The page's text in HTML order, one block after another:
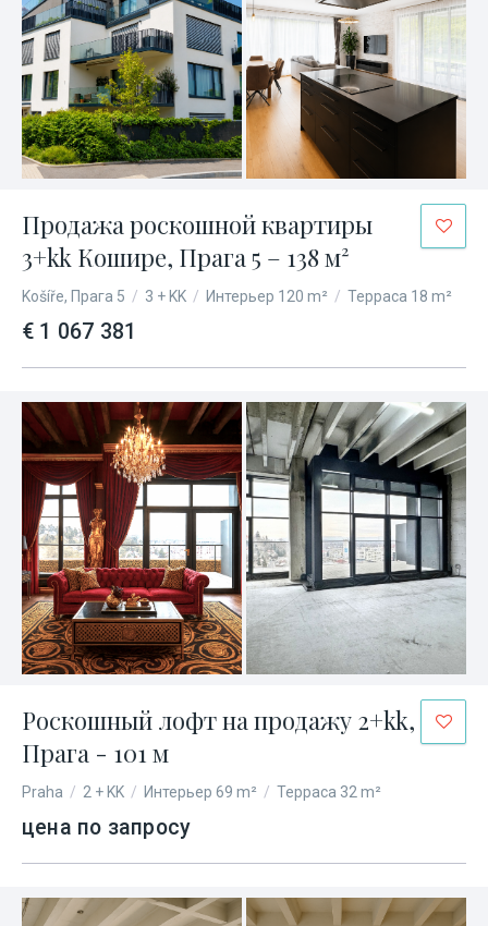
Продажа роскошной квартиры
3+kk Кошире, Прага 5 – 138 м²
Košíře, Прага 5 / 3 + KK / Интерьер 120 m² / Терраса 18 m²
€ 1 067 381
Роскошный лофт на продажу 2+kk,
Прага - 101 м
Praha / 2 + KK / Интерьер 69 m² / Терраса 32 m²
цена по запросу